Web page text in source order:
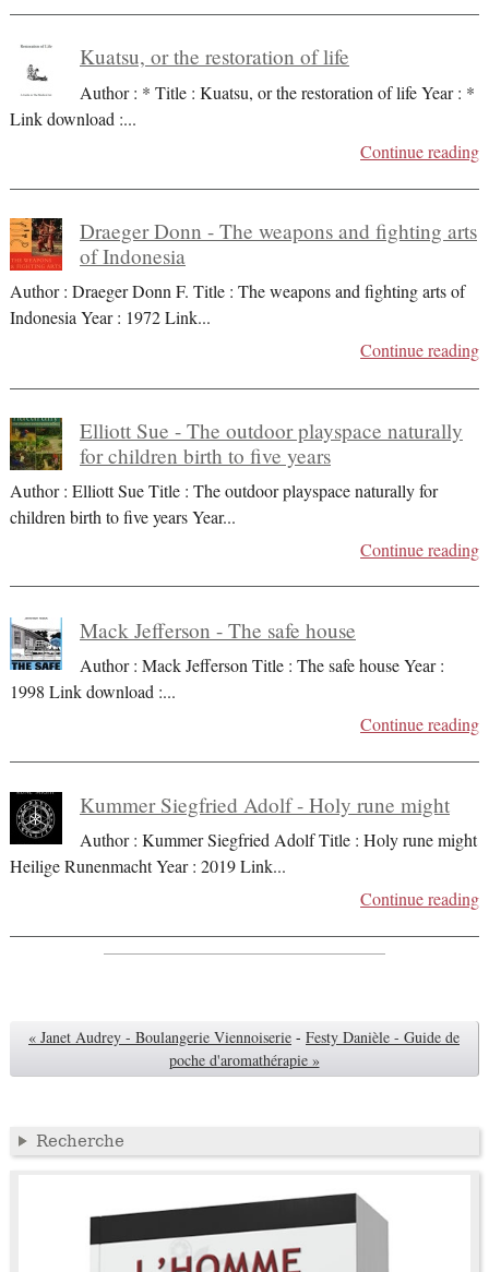
Kuatsu, or the restoration of life
Author : * Title : Kuatsu, or the restoration of life Year : *
Link download :...
Continue reading
Draeger Donn - The weapons and fighting arts
of Indonesia
Author : Draeger Donn F. Title : The weapons and fighting arts of
Indonesia Year : 1972 Link...
Continue reading
Elliott Sue - The outdoor playspace naturally
for children birth to five years
Author : Elliott Sue Title : The outdoor playspace naturally for
children birth to five years Year...
Continue reading
Mack Jefferson - The safe house
Author : Mack Jefferson Title : The safe house Year :
1998 Link download :...
Continue reading
Kummer Siegfried Adolf - Holy rune might
Author : Kummer Siegfried Adolf Title : Holy rune might
Heilige Runenmacht Year : 2019 Link...
Continue reading
« Janet Audrey - Boulangerie Viennoiserie - Festy Danièle - Guide de
poche d'aromathérapie »
Recherche